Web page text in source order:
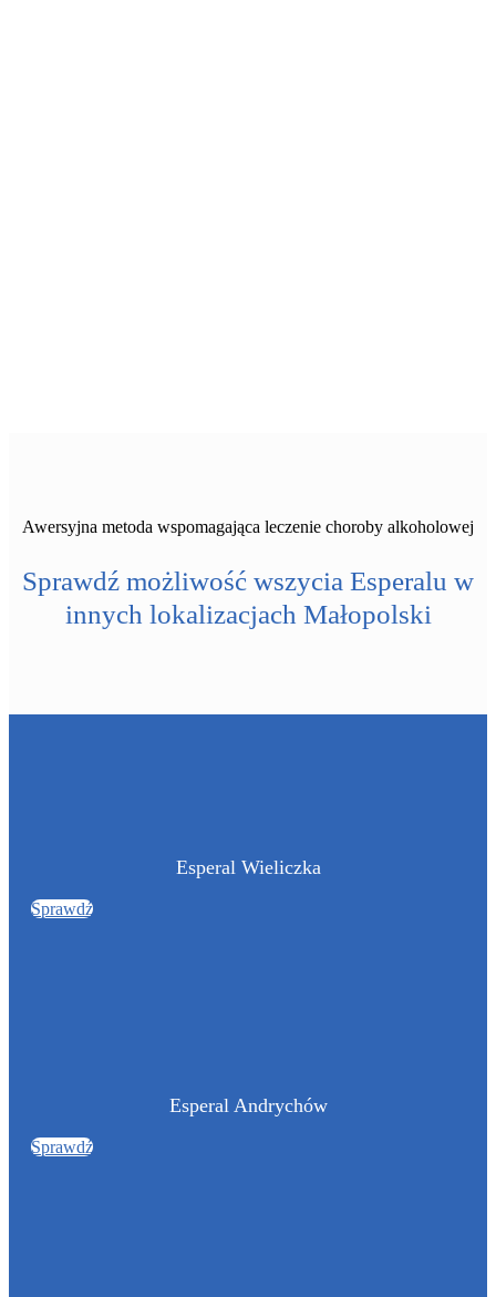
Awersyjna metoda wspomagająca leczenie choroby alkoholowej
Sprawdź możliwość wszycia Esperalu w
innych lokalizacjach Małopolski
Esperal Wieliczka
Sprawdź
Esperal Andrychów
Sprawdź